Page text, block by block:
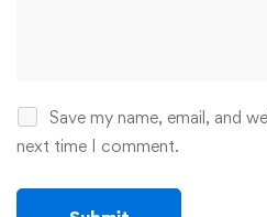
Save my name, email, and
next time I comment.